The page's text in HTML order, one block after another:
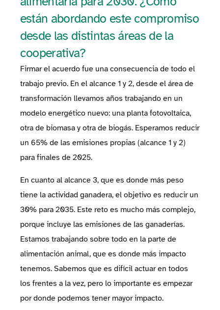
están abordando este compromiso
desde las distintas áreas de la
cooperativa?
Firmar el acuerdo fue una consecuencia de todo el
trabajo previo. En el alcance 1 y 2, desde el área de
transformación llevamos años trabajando en un
modelo energético nuevo: una planta fotovoltaica,
otra de biomasa y otra de biogás. Esperamos reducir
un 65% de las emisiones propias (alcance 1 y 2)
para finales de 2025.
En cuanto al alcance 3, que es donde más peso
tiene la actividad ganadera, el objetivo es reducir un
30% para 2035. Este reto es mucho más complejo,
porque incluye las emisiones de las ganaderías.
Estamos trabajando sobre todo en la parte de
alimentación animal, que es donde más impacto
tenemos. Sabemos que es difícil actuar en todos
los frentes a la vez, pero lo importante es empezar
por donde podemos tener mayor impacto.